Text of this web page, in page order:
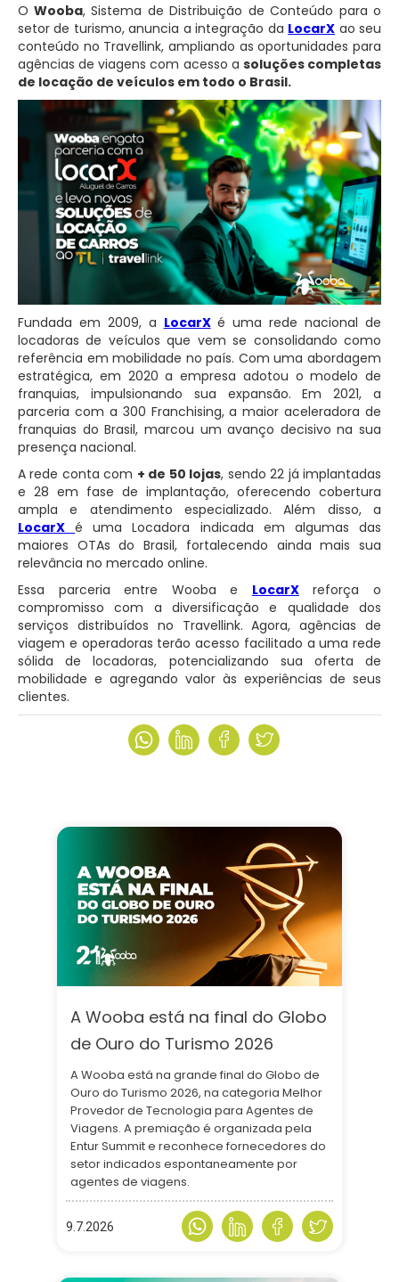
O Wooba, Sistema de Distribuição de Conteúdo para o
setor de turismo, anuncia a integração da LocarX ao seu
conteúdo no Travellink, ampliando as oportunidades para
agências de viagens com acesso a soluções completas
de locação de veículos em todo o Brasil.
Fundada em 2009, a LocarXé uma rede nacional de
locadoras de veículos que vem se consolidando como
referência em mobilidade no país. Com uma abordagem
estratégica, em 2020 a empresa adotou o modelo de
franquias, impulsionando sua expansão. Em 2021, a
parceria com a 300 Franchising, a maior aceleradora de
franquias do Brasil, marcou um avanço decisivo na sua
presença nacional.
A rede conta com + de 50 lojas, sendo 22 já implantadas
e 28 em fase de implantação, oferecendo cobertura
ampla e atendimento especializado. Além disso, a
LocarX é uma Locadora indicada em algumas das
maiores OTAs do Brasil, fortalecendo ainda mais sua
relevância no mercado online.
Essa parceria entre Wooba e LocarXreforça o
compromisso com a diversificação e qualidade dos
serviços distribuídos no Travellink. Agora, agências de
viagem e operadoras terão acesso facilitado a uma rede
sólida de locadoras, potencializando sua oferta de
mobilidade e agregando valor às experiências de seus
clientes.
A Wooba está na final do Globo
de Ouro do Turismo 2026
A Wooba está na grande final do Globo de
Ouro do Turismo 2026, na categoria Melhor
Provedor de Tecnologia para Agentes de
Viagens. A premiação é organizada pela
Entur Summit e reconhece fornecedores do
setor indicados espontaneamente por
agentes de viagens.
9.7.2026